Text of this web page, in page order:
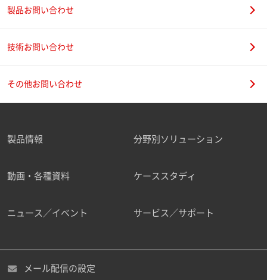
ご勤務先
職種
製品お問い合わせ
技術お問い合わせ
その他お問い合わせ
製品情報 分野別ソリューション
動画・各種資料 ケーススタディ
ニュース／イベント サービス／サポート
メール配信の設定